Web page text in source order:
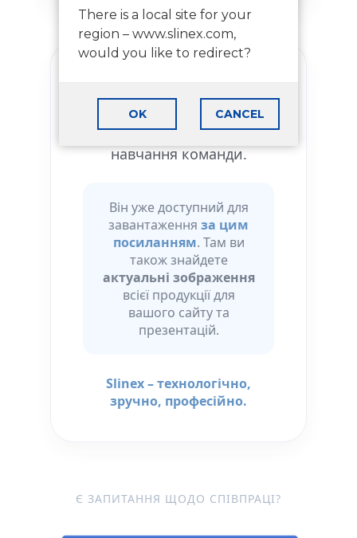
зручним помічником у
щоденній роботі: як на
зустрічах, так і під час
навчання команди.
Він уже доступний для
завантаження за цим
посиланням. Там ви
також знайдете
актуальні зображення
всієї продукції для
вашого сайту та
презентацій.
Slinex – технологічно,
зручно, професійно.
Є ЗАПИТАННЯ ЩОДО СПІВПРАЦІ?
There is a local site for your
region – www.slinex.com,
would you like to redirect?
OK CANCEL